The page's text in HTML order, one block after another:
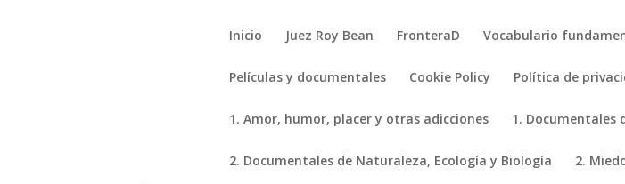
Inicio Juez Roy Bean FronteraD Vocabulario
Películas y documentales Cookie Policy Política de
1. Amor, humor, placer y otras adicciones 1. Documentales
2. Documentales de Naturaleza, Ecología y Biología 2.